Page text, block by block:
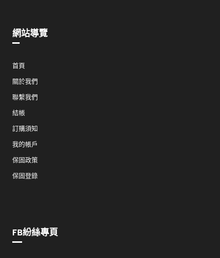
網站導覽
首頁
關於我們
聯繫我們
結帳
訂購須知
我的帳戶
保固政策
保固登錄
FB紛絲專頁